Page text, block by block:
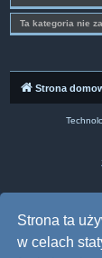
Strona ta
w celach
Ta kategoria nie
Strona